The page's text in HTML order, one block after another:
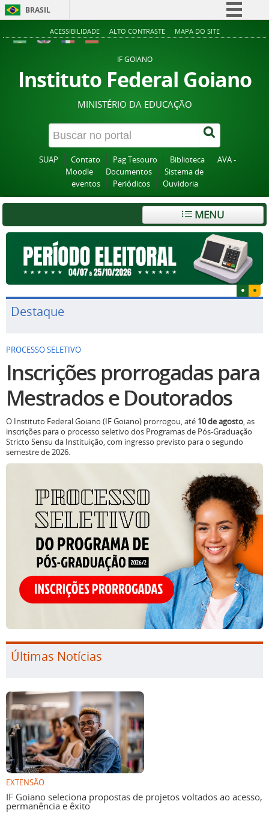
BRASIL
Simplifique!
Acesso à informação
Legislação
Canais
ACESSIBILIDADE ALTO CONTRASTE MAPA DO SITE
IF GOIANO
Instituto Federal Goiano
MINISTÉRIO DA EDUCAÇÃO
SUAP Contato Pag Tesouro Biblioteca
AVA -
Moodle
Documentos
Sistema de
eventos
Periódicos Ouvidoria
MENU
Destaque
PROCESSO SELETIVO
Inscrições prorrogadas para
Mestrados e Doutorados
O Instituto Federal Goiano (IF Goiano) prorrogou, até 10 de agosto, as
inscrições para o processo seletivo dos Programas de Pós-Graduação
Stricto Sensu da Instituição, com ingresso previsto para o segundo
semestre de 2026.
Últimas Notícias
EXTENSÃO
IF Goiano seleciona propostas de projetos voltados ao acesso,
permanência e êxito